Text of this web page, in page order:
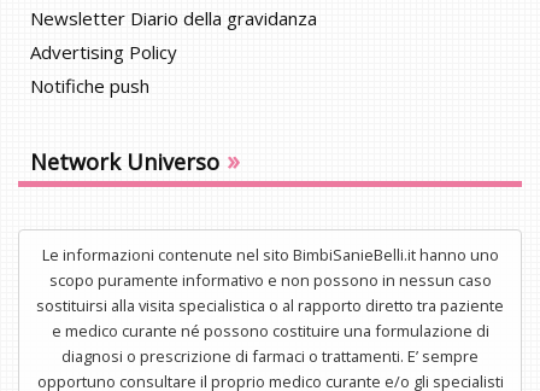
Newsletter Diario della gravidanza
Advertising Policy
Notifiche push
Network Universo »
Le informazioni contenute nel sito BimbiSanieBelli.it hanno uno
scopo puramente informativo e non possono in nessun caso
sostituirsi alla visita specialistica o al rapporto diretto tra paziente
e medico curante né possono costituire una formulazione di
diagnosi o prescrizione di farmaci o trattamenti. E’ sempre
opportuno consultare il proprio medico curante e/o gli specialisti